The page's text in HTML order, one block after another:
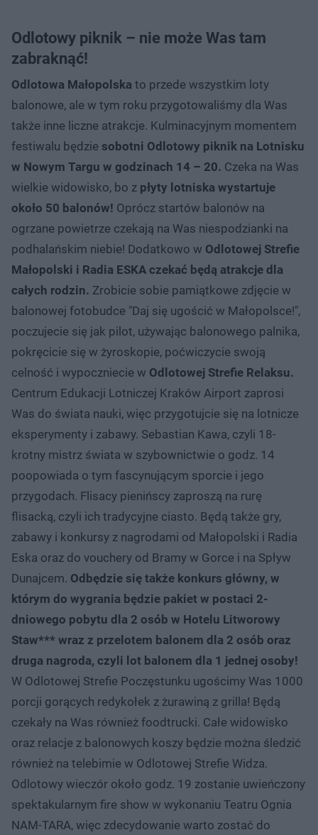
Odlotowy piknik – nie może Was tam
zabraknąć!
Odlotowa Małopolska to przede wszystkim loty
balonowe, ale w tym roku przygotowaliśmy dla Was
także inne liczne atrakcje. Kulminacyjnym momentem
festiwalu będzie sobotni Odlotowy piknik na Lotnisku
w Nowym Targu w godzinach 14 – 20. Czeka na Was
wielkie widowisko, bo z płyty lotniska wystartuje
około 50 balonów! Oprócz startów balonów na
ogrzane powietrze czekają na Was niespodzianki na
podhalańskim niebie! Dodatkowo w Odlotowej Strefie
Małopolski i Radia ESKA czekać będą atrakcje dla
całych rodzin. Zrobicie sobie pamiątkowe zdjęcie w
balonowej fotobudce "Daj się ugościć w Małopolsce!",
poczujecie się jak pilot, używając balonowego palnika,
pokręcicie się w żyroskopie, poćwiczycie swoją
celność i wypoczniecie w Odlotowej Strefie Relaksu.
Centrum Edukacji Lotniczej Kraków Airport zaprosi
Was do świata nauki, więc przygotujcie się na lotnicze
eksperymenty i zabawy. Sebastian Kawa, czyli 18-
krotny mistrz świata w szybownictwie o godz. 14
poopowiada o tym fascynującym sporcie i jego
przygodach. Flisacy pienińscy zaproszą na rurę
flisacką, czyli ich tradycyjne ciasto. Będą także gry,
zabawy i konkursy z nagrodami od Małopolski i Radia
Eska oraz do vouchery od Bramy w Gorce i na Spływ
Dunajcem. Odbędzie się także konkurs główny, w
którym do wygrania będzie pakiet w postaci 2-
dniowego pobytu dla 2 osób w Hotelu Litworowy
Staw*** wraz z przelotem balonem dla 2 osób oraz
druga nagroda, czyli lot balonem dla 1 jednej osoby!
W Odlotowej Strefie Poczęstunku ugościmy Was 1000
porcji gorących redykołek z żurawiną z grilla! Będą
czekały na Was również foodtrucki. Całe widowisko
oraz relacje z balonowych koszy będzie można śledzić
również na telebimie w Odlotowej Strefie Widza.
Odlotowy wieczór około godz. 19 zostanie uwieńczony
spektakularnym fire show w wykonaniu Teatru Ognia
NAM-TARA, więc zdecydowanie warto zostać do